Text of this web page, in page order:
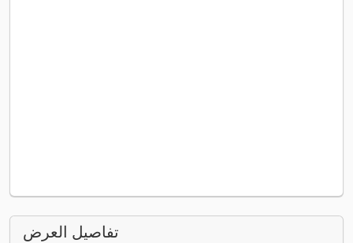
تفاصيل العرض